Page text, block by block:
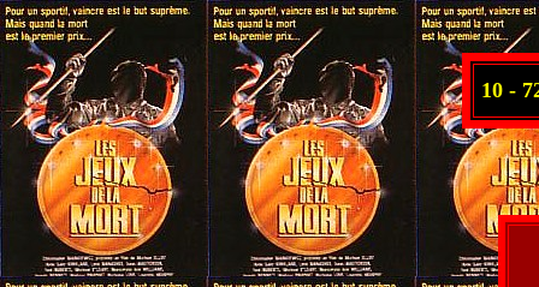
10 -